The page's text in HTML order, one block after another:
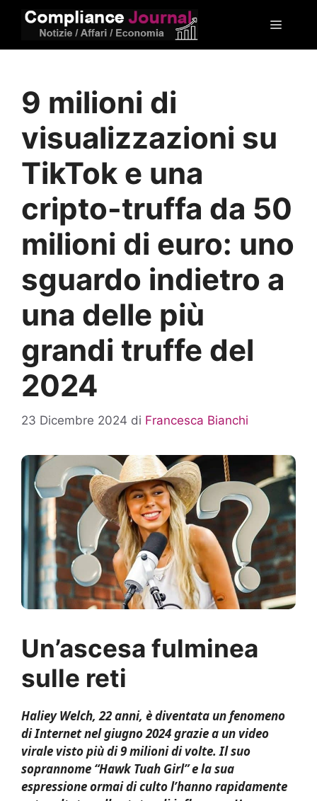
Menu
9 milioni di
visualizzazioni su
TikTok e una
cripto-truffa da 50
milioni di euro: uno
sguardo indietro a
una delle più
grandi truffe del
2024
23 Dicembre 2024 di Francesca Bianchi
Un’ascesa fulminea
sulle reti
Haliey Welch, 22 anni, è diventata un fenomeno
di Internet nel giugno 2024 grazie a un video
virale visto più di 9 milioni di volte. Il suo
soprannome “Hawk Tuah Girl” e la sua
espressione ormai di culto l’hanno rapidamente